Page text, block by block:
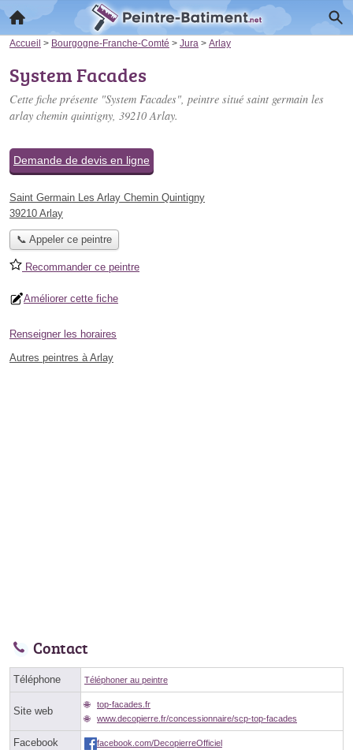
Accueil > Bourgogne-Franche-Comté > Jura > Arlay
System Facades
Cette fiche présente "System Facades", peintre situé saint germain les
arlay chemin quintigny, 39210 Arlay.
Demande de devis en ligne
Saint Germain Les Arlay Chemin Quintigny
39210 Arlay
📞 Appeler ce peintre
Recommander ce peintre
Améliorer cette fiche
Renseigner les horaires
Autres peintres à Arlay
Contact
Téléphone Téléphoner au peintre
Site web
top-facades.fr
www.decopierre.fr/concessionnaire/scp-top-facades
Facebook facebook.com/DecopierreOfficiel